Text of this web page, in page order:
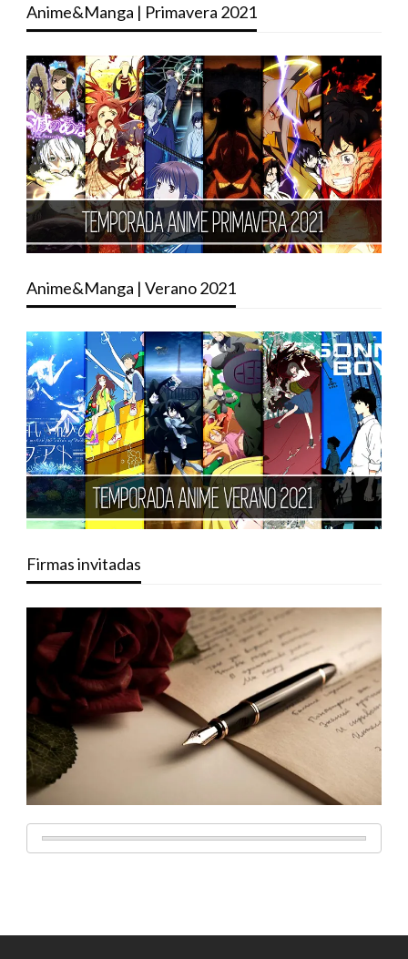
Anime&Manga | Primavera 2021
Anime&Manga | Verano 2021
Firmas invitadas